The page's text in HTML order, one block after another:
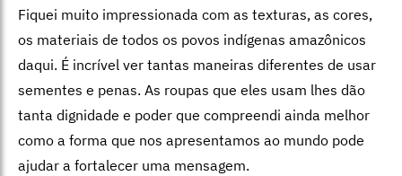
Fiquei muito impressionada com as texturas, as cores,
os materiais de todos os povos indígenas amazônicos
daqui. É incrível ver tantas maneiras diferentes de usar
sementes e penas. As roupas que eles usam lhes dão
tanta dignidade e poder que compreendi ainda melhor
como a forma que nos apresentamos ao mundo pode
ajudar a fortalecer uma mensagem.